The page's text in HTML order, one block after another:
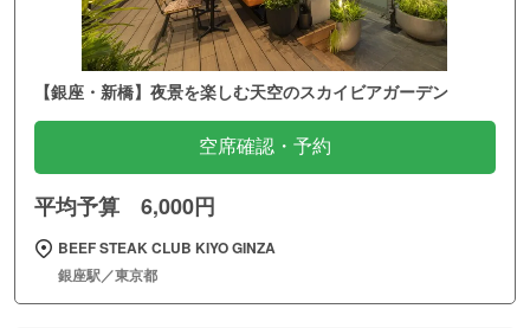
【銀座・新橋】夜景を楽しむ天空のスカイビアガーデン
空席確認・予約
平均予算 6,000円
BEEF STEAK CLUB KIYO GINZA
銀座駅／東京都